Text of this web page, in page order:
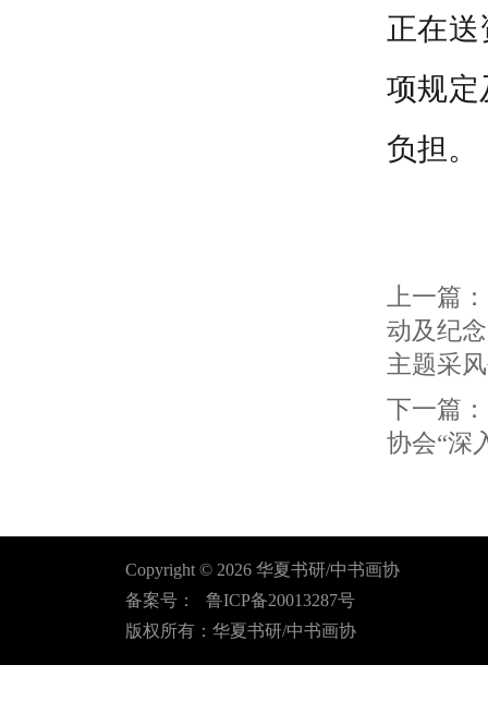
正在
项规定
负担。
上一篇：
动及纪
主题采
下一篇：
协会“深
Copyright © 2026 华夏书研/中书画协
备案号：
鲁ICP备20013287号
版权所有：华夏书研/中书画协